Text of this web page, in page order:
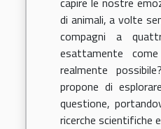
di animali, a volte
compagni a
esattamente
realmente
propone di
questione,
ricerche scientifiche